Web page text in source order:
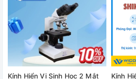
Cung cấp bao gồm:
✅ 01 x Kính hiển vi XSP-N107
01 x Thị kính 10X: 02 cái
✅01 x Thị kính 16X: 02 cái
Kính Hiển Vi Sinh Học 2 Mắt
Kính